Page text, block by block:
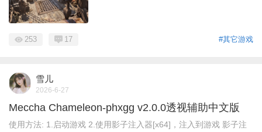
#其它游戏
253 17
雪儿
2026-6-27
Meccha Chameleon-phxgg v2.0.0透视辅助中文版
使用方法: 1.启动游戏 2.使用影子注入器[x64]，注入到游戏 影子注